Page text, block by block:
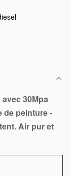
30Mpa
de peinture -
Air pur et